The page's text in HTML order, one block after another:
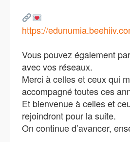
https://
Vous pouvez également
avec vos réseaux.
Merci à celles et ceux qui
accompagné toutes ces
Et bienvenue à celles et
rejoindront pour la suite.
On continue d’avancer,